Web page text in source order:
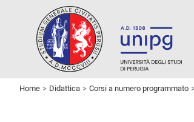
Home Didattica Corsi a numero programmato